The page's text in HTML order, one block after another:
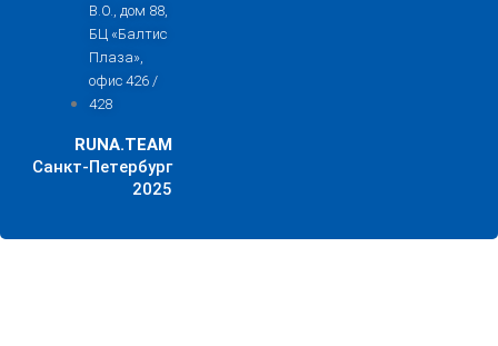
В.О., дом 88,
БЦ «Балтис
Плаза»,
офис 426 /
428
RUNA.TEAM
Санкт-Петербург
2025